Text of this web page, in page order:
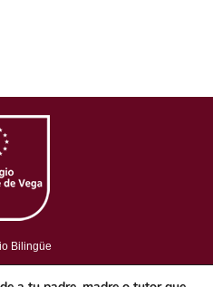
Bilingüe